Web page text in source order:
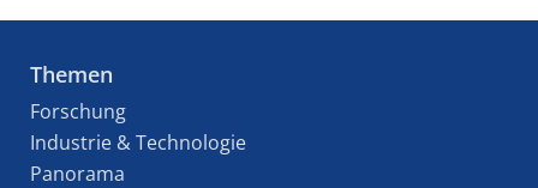
Themen
Forschung
Industrie & Technologie
Panorama